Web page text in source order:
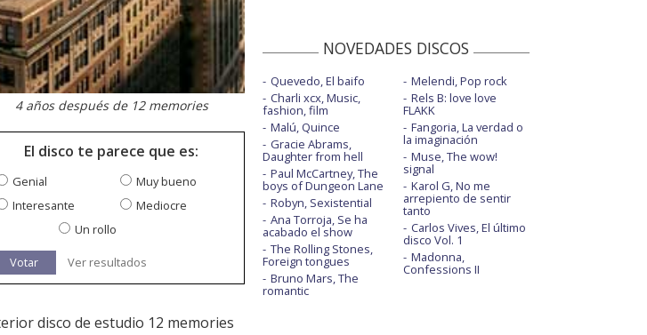
4 años después de 12 memories
El disco te parece que es:
Genial
Muy bueno
Interesante
Mediocre
Un rollo
Votar Ver resultados
disco de estudio 12 memories
NOVEDADES DISCOS
Quevedo, El baifo
Charli xcx, Music,
fashion, film
Malú, Quince
Gracie Abrams,
Daughter from hell
Paul McCartney, The
boys of Dungeon Lane
Robyn, Sexistential
Ana Torroja, Se ha
acabado el show
The Rolling Stones,
Foreign tongues
Bruno Mars, The
romantic
Melendi, Pop rock
Rels B: love love
FLAKK
Fangoria, La verdad o
la imaginación
Muse, The wow!
signal
Karol G, No me
arrepiento de sentir
tanto
Carlos Vives, El último
disco Vol. 1
Madonna,
Confessions II